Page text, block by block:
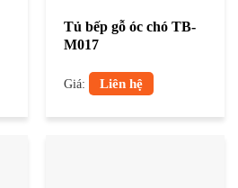
Tủ bếp gỗ óc chó TB-
M017
Giá: Liên hệ